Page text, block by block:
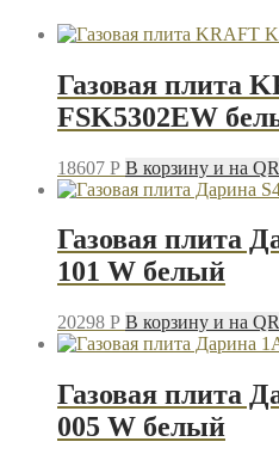
К33
Газовая плита
FSK5302EW
18607 P В корзину и на QR
Газовая плита
101 W белый
20298 P В корзину и на QR
Газовая плита
005 W белый